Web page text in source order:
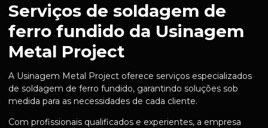
Serviços de soldagem de
ferro fundido da Usinagem
Metal Project
A Usinagem Metal Project oferece serviços especializados
de soldagem de ferro fundido, garantindo soluções sob
medida para as necessidades de cada cliente.
Com profissionais qualificados e experientes, a empresa